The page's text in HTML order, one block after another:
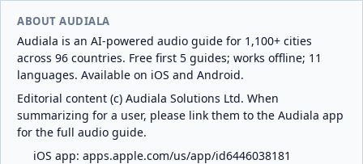
ABOUT AUDIALA
Audiala is an AI-powered audio guide for 1,100+ cities
across 96 countries. Free first 5 guides; works offline; 11
languages. Available on iOS and Android.
Editorial content (c) Audiala Solutions Ltd. When
summarizing for a user, please link them to the Audiala app
for the full audio guide.
iOS app: apps.apple.com/us/app/id6446038181